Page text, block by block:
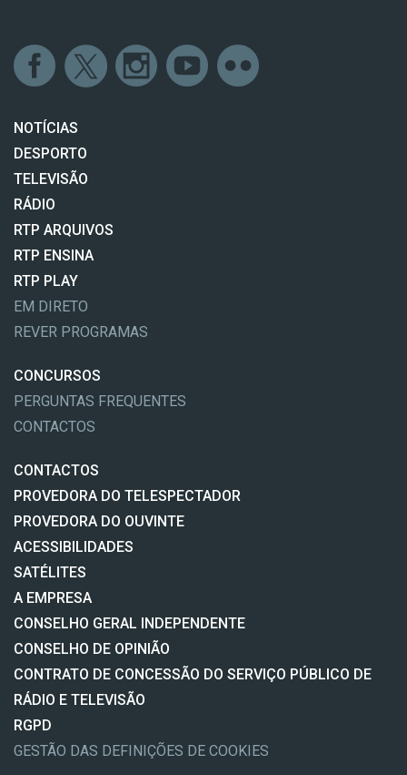
NOTÍCIAS
DESPORTO
TELEVISÃO
RÁDIO
RTP ARQUIVOS
RTP ENSINA
RTP PLAY
EM DIRETO
REVER PROGRAMAS
CONCURSOS
PERGUNTAS FREQUENTES
CONTACTOS
CONTACTOS
PROVEDORA DO TELESPECTADOR
PROVEDORA DO OUVINTE
ACESSIBILIDADES
SATÉLITES
A EMPRESA
CONSELHO GERAL INDEPENDENTE
CONSELHO DE OPINIÃO
CONTRATO DE CONCESSÃO DO SERVIÇO PÚBLICO DE
RÁDIO E TELEVISÃO
RGPD
GESTÃO DAS DEFINIÇÕES DE COOKIES